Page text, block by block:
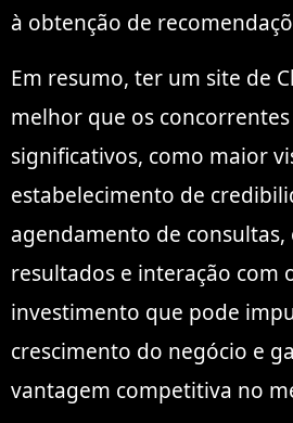
à obtenção de
Em resumo, ter um site de
melhor que os
significativos, como maior
estabelecimento de
agendamento de consultas,
resultados e interação com
investimento que pode
crescimento do negócio e
vantagem competitiva no